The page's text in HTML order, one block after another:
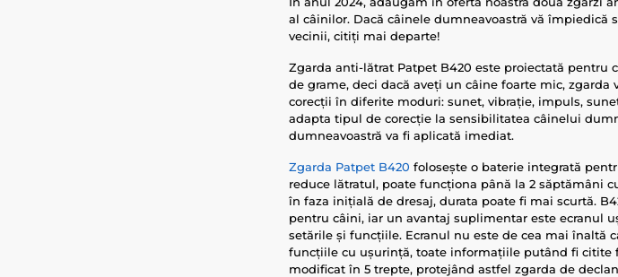
al câinilor. Dacă câinele dumneavoastră vă împiedică
vecinii, citiți mai departe!
Zgarda anti-lătrat Patpet B420 este proiectată pentru
de grame, deci dacă aveți un câine foarte mic,
corecții în diferite moduri: sunet, vibrație, impuls,
adapta tipul de corecție la sensibilitatea câinelui
dumneavoastră va fi aplicată imediat.
Zgarda Patpet B420 folosește o baterie integrată
reduce lătratul, poate funcționa până la 2 săptămâni
în faza inițială de dresaj, durata poate fi mai scurtă.
pentru câini, iar un avantaj suplimentar este ecranul
setările și funcțiile. Ecranul nu este de cea mai înaltă
funcțiile cu ușurință, toate informațiile putând fi citite
modificat în 5 trepte, protejând astfel zgarda de